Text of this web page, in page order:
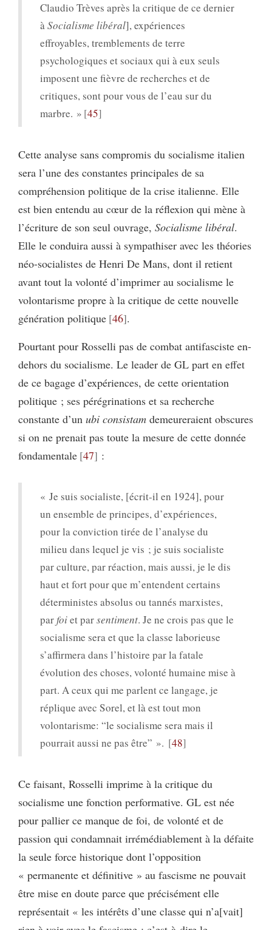
Claudio Trèves après la critique de ce dernier
àSocialisme libéral], expériences
effroyables, tremblements de terre
psychologiques et sociaux qui à eux seuls
imposent une fièvre de recherches et de
critiques, sont pour vous de l’eau sur du
marbre. » 45
Cette analyse sans compromis du socialisme italien
sera l’une des constantes principales de sa
compréhension politique de la crise italienne. Elle
est bien entendu au cœur de la réflexion qui mène à
l’écriture de son seul ouvrage, Socialisme libéral.
Elle le conduira aussi à sympathiser avec les théories
néo-socialistes de Henri De Mans, dont il retient
avant tout la volonté d’imprimer au socialisme le
volontarisme propre à la critique de cette nouvelle
génération politique 46 .
Pourtant pour Rosselli pas de combat antifasciste en-
dehors du socialisme. Le leader de GL part en effet
de ce bagage d’expériences, de cette orientation
politique ; ses pérégrinations et sa recherche
constante d’un ubi consistam demeureraient obscures
si on ne prenait pas toute la mesure de cette donnée
fondamentale 47 :
« Je suis socialiste, [écrit-il en 1924], pour
un ensemble de principes, d’expériences,
pour la conviction tirée de l’analyse du
milieu dans lequel je vis ; je suis socialiste
par culture, par réaction, mais aussi, je le dis
haut et fort pour que m’entendent certains
déterministes absolus ou tannés marxistes,
parfoiet parsentiment. Je ne crois pas que le
socialisme sera et que la classe laborieuse
s’affirmera dans l’histoire par la fatale
évolution des choses, volonté humaine mise à
part. A ceux qui me parlent ce langage, je
réplique avec Sorel, et là est tout mon
volontarisme: “le socialisme sera mais il
pourrait aussi ne pas être” ».
48
Ce faisant, Rosselli imprime à la critique du
socialisme une fonction performative. GL est née
pour pallier ce manque de foi, de volonté et de
passion qui condamnait irrémédiablement à la défaite
la seule force historique dont l’opposition
« permanente et définitive » au fascisme ne pouvait
être mise en doute parce que précisément elle
représentait « les intérêts d’une classe qui n’a[vait]